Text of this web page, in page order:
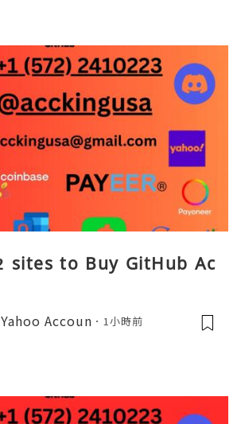
sites to Buy GitHub Ac
Accoun 1小時前